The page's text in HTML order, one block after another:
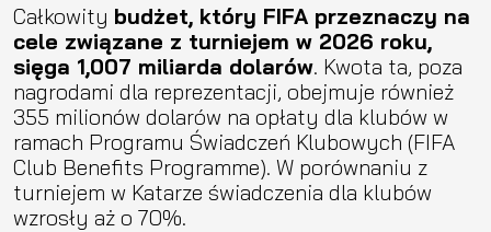
Całkowity budżet, który FIFA przeznaczy na
cele związane z turniejem w 2026 roku,
sięga 1,007 miliarda dolarów. Kwota ta, poza
nagrodami dla reprezentacji, obejmuje również
355 milionów dolarów na opłaty dla klubów w
ramach Programu Świadczeń Klubowych (FIFA
Club Benefits Programme). W porównaniu z
turniejem w Katarze świadczenia dla klubów
wzrosły aż o 70%.